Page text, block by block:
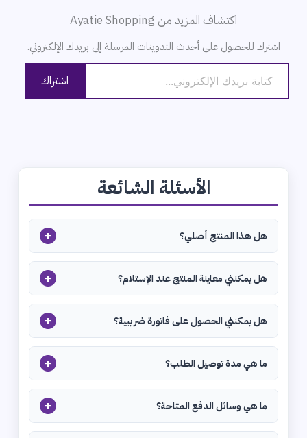
اكتشاف المزيد من Ayatie Shopping
اشترك للحصول على أحدث التدوينات المرسلة إلى بريدك الإلكتروني.
كتابة بريدك الإلكتروني...
اشتراك
الأسئلة الشائعة
هل هذا المنتج أصلي؟ +
هل يمكنني معاينة المنتج عند الإستلام؟ +
هل يمكنني الحصول على فاتورة ضريبية؟ +
ما هي مدة توصيل الطلب؟ +
ما هي وسائل الدفع المتاحة؟ +